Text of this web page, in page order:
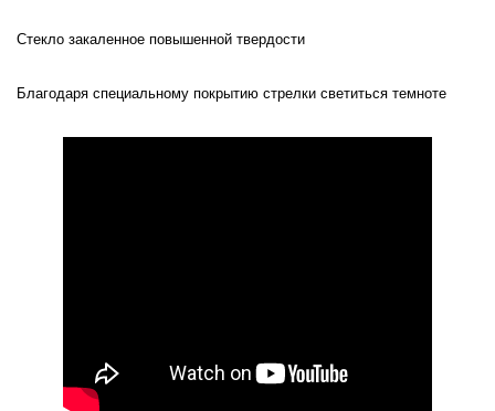
Стекло закаленное повышенной твердости
Благодаря специальному покрытию стрелки светиться темноте